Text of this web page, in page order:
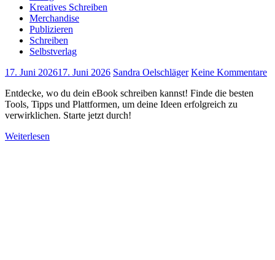
Kreatives Schreiben
Merchandise
Publizieren
Schreiben
Selbstverlag
17. Juni 202617. Juni 2026 Sandra Oelschläger Keine Kommentare
Entdecke, wo du dein eBook schreiben kannst! Finde die besten
Tools, Tipps und Plattformen, um deine Ideen erfolgreich zu
verwirklichen. Starte jetzt durch!
Weiterlesen